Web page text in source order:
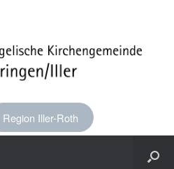
Region Iller-Roth